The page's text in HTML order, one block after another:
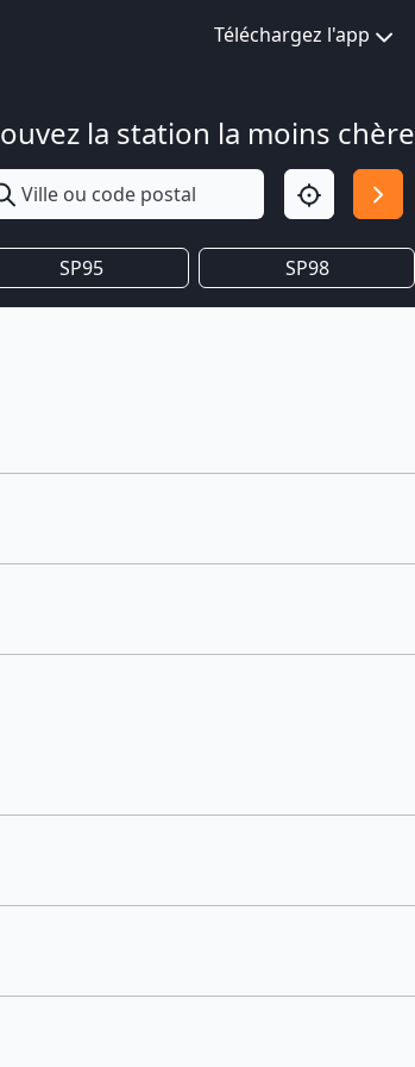
Téléchargez l'app
la station la moins chère
SP95 SP98